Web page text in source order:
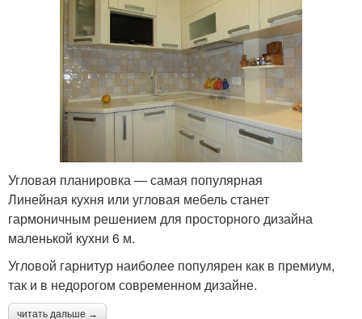
Угловая планировка — самая популярная
Линейная кухня или угловая мебель станет
гармоничным решением для просторного дизайна
маленькой кухни 6 м.
Угловой гарнитур наиболее популярен как в премиум,
так и в недорогом современном дизайне.
читать дальше →